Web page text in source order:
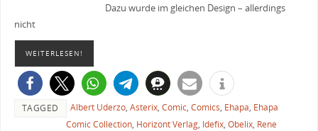
Dazu wurde im gleichen Design – allerdings
nicht
WEITERLESEN!
TAGGED Albert Uderzo, Asterix, Comic, Comics, Ehapa, Ehapa
Comic Collection, Horizont Verlag, Idefix, Obelix, Rene